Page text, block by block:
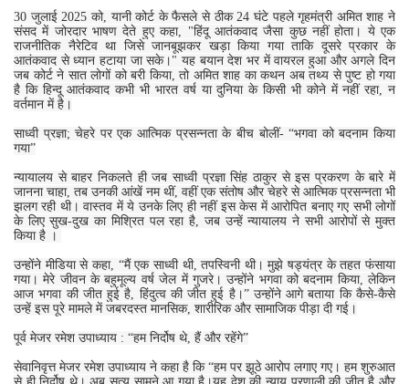
30 जुलाई 2025 को, यानी कोर्ट के फैसले से ठीक 24 घंटे पहले गृहमंत्री अमित शाह ने
संसद में जोरदार भाषण देते हुए कहा, "हिंदू आतंकवाद जैसा कुछ नहीं होता। ये एक
राजनीतिक नैरेटिव था जिसे जानबूझकर खड़ा किया गया ताकि दूसरे प्रकार के
आतंकवाद से ध्यान हटाया जा सके।" यह बयान देश भर में वायरल हुआ और अगले दिन
जब कोर्ट ने सात लोगों को बरी किया, तो अमित शाह का कथन अब तथ्य से पुष्ट हो गया
है कि हिन्‍दू आतंकवाद कभी भी भारत वर्ष या दुनिया के किसी भी कोने में नहीं रहा, न
वर्तमान में है।
साध्वी प्रज्ञा; चेहरे पर एक आत्‍मिक प्रसन्‍नता के बीच बोलीं- “भगवा को बदनाम किया
गया”
न्‍यायालय से बाहर निकलते ही जब साध्वी प्रज्ञा सिंह ठाकुर से इस प्रकरण के बारे में
जानना चाहा, तब उनकी आंखें नम थीं, वहीं एक संतोष और चेहरे से आत्‍मिक प्रसन्‍नता भी
झलग रही थी। वास्‍तव में ये उनके लिए ही नहीं इस केस में आरोपित बनाए गए सभी लोगों
के लिए सुख-दुख का मिश्रित पल रहा है, जब उन्‍हें न्‍यायालय ने सभी आरोपों से मुक्‍त
किया है ।
उन्होंने मीडिया से कहा, “मैं एक साध्वी थी, तपस्विनी थी। मुझे षड्यंत्र के तहत फंसाया
गया। मेरे जीवन के बहुमूल्य वर्ष जेल में गुजरे। उन्होंने भगवा को बदनाम किया, लेकिन
आज भगवा की जीत हुई है, हिंदुत्व की जीत हुई है।” उन्होंने आगे बताया कि कैसे-कैसे
उन्‍हें इस पूरे मामले में जबरदस्त मानसिक, शारीरिक और सामाजिक पीड़ा दी गई।
पूर्व मेजर रमेश उपाध्याय : “हम निर्दोष थे, हैं और रहेंगे”
सेवानिवृत्त मेजर रमेश उपाध्याय ने कहा है कि “हम पर झूठे आरोप लगाए गए। हम शुरुआत